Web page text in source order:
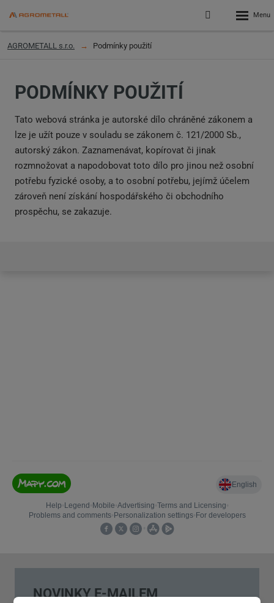
Přihlášení
do
menu
AGROMETALL s.r.o. Podmínky použití
PODMÍNKY POUŽITÍ
Tato webová stránka je autorské dílo chráněné zákonem a
lze je užít pouze v souladu se zákonem č. 121/2000 Sb.,
autorský zákon. Zaznamenávat, kopírovat či jinak
rozmnožovat a napodobovat toto dílo pro jinou než osobní
potřebu fyzické osoby, a to osobní potřebu, jejímž účelem
zároveň není získání hospodářského či obchodního
prospěchu, se zakazuje.
NOVINKY E-MAILEM